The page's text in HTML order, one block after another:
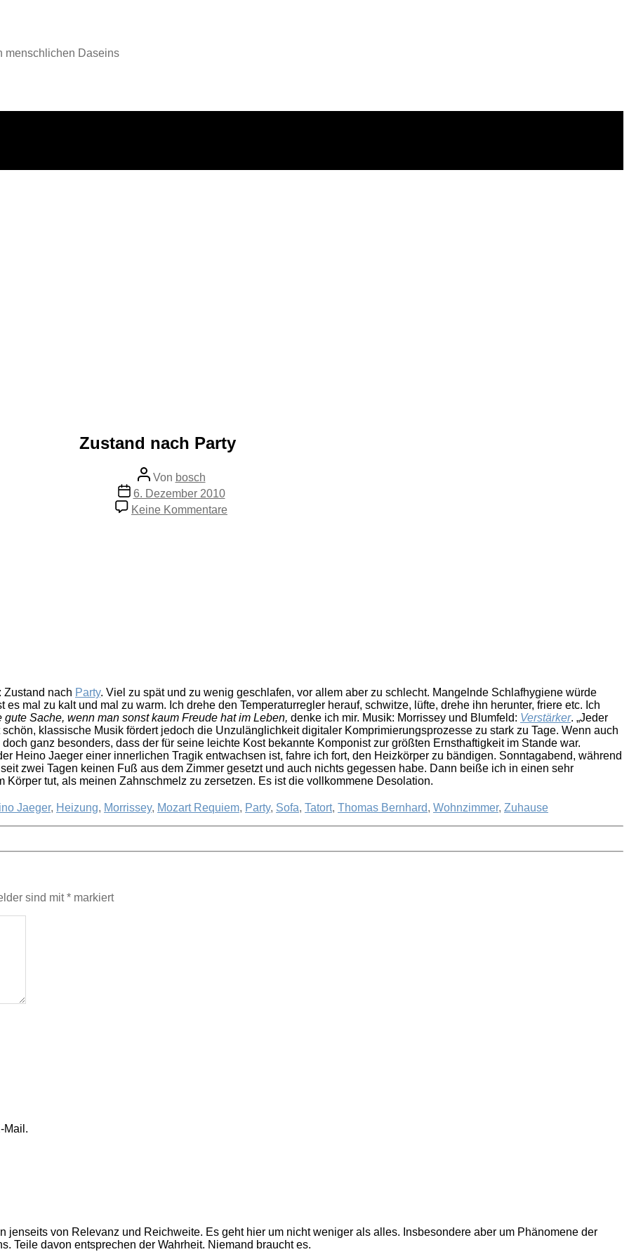
menschlichen Daseins
Zustand nach Party
Beitragsautor
Von bosch
Veröffentlichungsdatum
6. Dezember 2010
Keine Kommentare
Zustand
Zustand nach Party. Viel zu spät und zu wenig geschlafen, vor allem aber zu schlecht. Mangelnde Schlafhygiene würde
mal zu kalt und mal zu warm. Ich drehe den Temperaturregler herauf, schwitze, lüfte, drehe ihn herunter, friere etc. Ich
gute Sache, wenn man sonst kaum Freude hat im Leben, denke ich mir. Musik: Morrissey und Blumfeld: Verstärker. „Jeder
klassische Musik fördert jedoch die Unzulänglichkeit digitaler Komprimierungsprozesse zu stark zu Tage. Wenn auch
ganz besonders, dass der für seine leichte Kost bekannte Komponist zur größten Ernsthaftigkeit im Stande war.
Heino Jaeger einer innerlichen Tragik entwachsen ist, fahre ich fort, den Heizkörper zu bändigen. Sonntagabend, während
zwei Tagen keinen Fuß aus dem Zimmer gesetzt und auch nichts gegessen habe. Dann beiße ich in einen sehr
tut, als meinen Zahnschmelz zu zersetzen. Es ist die vollkommene Desolation.
Jaeger, Heizung, Morrissey, Mozart Requiem, Party, Sofa, Tatort, Thomas Bernhard, Wohnzimmer, Zuhause
sind mit* markiert
Mail.
jenseits von Relevanz und Reichweite. Es geht hier um nicht weniger als alles. Insbesondere aber um Phänomene der
Teile davon entsprechen der Wahrheit. Niemand braucht es.